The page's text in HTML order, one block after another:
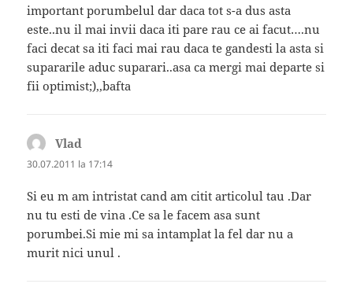
important porumbelul dar daca tot s-a dus asta
este..nu il mai invii daca iti pare rau ce ai facut….nu
faci decat sa iti faci mai rau daca te gandesti la asta si
supararile aduc suparari..asa ca mergi mai departe si
fii optimist;),,bafta
Vlad
30.07.2011 la 17:14
Si eu m am intristat cand am citit articolul tau .Dar
nu tu esti de vina .Ce sa le facem asa sunt
porumbei.Si mie mi sa intamplat la fel dar nu a
murit nici unul .